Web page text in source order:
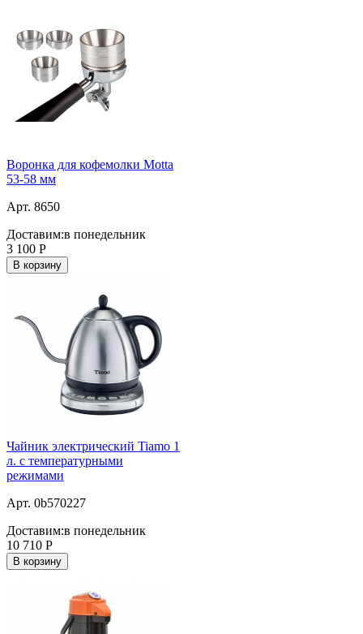
Воронка для кофемолки Motta
53-58 мм
Арт. 8650
Доставим:в понедельник
3 100 Р
В корзину
Чайник электрический Tiamo 1
л. c температурными
режимами
Арт. 0b570227
Доставим:в понедельник
10 710 Р
В корзину